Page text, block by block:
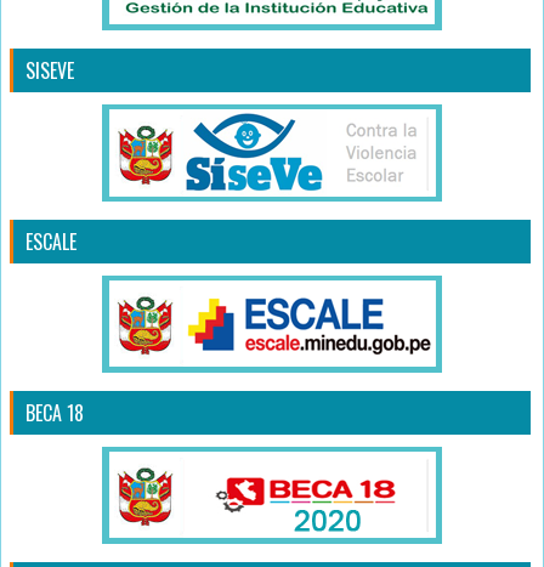
SISEVE
ESCALE
BECA 18